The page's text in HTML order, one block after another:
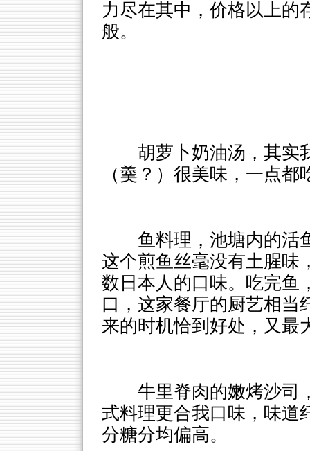
力尽在其中，价格以上的
般。
胡萝卜奶油汤，其实
（羹？）很美味，一点
鱼料理，池塘内的活
这个煎鱼丝毫没有土腥味
数日本人的口味。吃完鱼
口，这家餐厅的厨艺相当
来的时机恰到好处，又最
牛里脊肉的嫩烤沙司
式料理更合我口味，味道
分糖分均偏高。